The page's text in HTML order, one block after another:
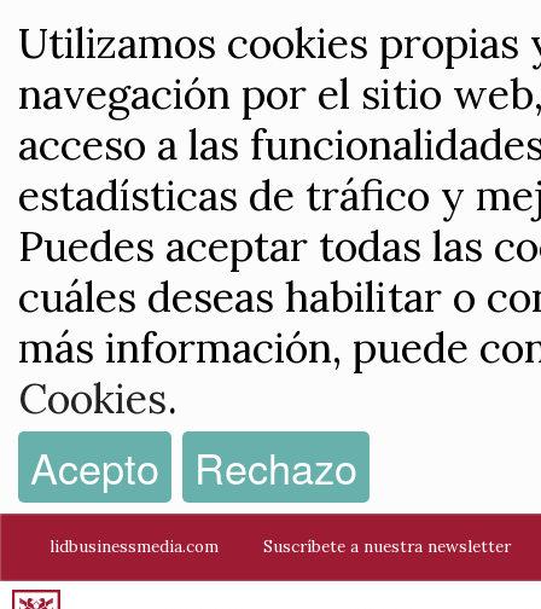
Utilizamos cookies
navegación por el sitio
acceso a las
estadísticas de tráfico y
Puedes aceptar todas las
cuáles deseas habilitar o
más información, puede
Cookies.
Acepto Rechazo
lidbusinessmedia.com Suscríbete a nuestra newsletter